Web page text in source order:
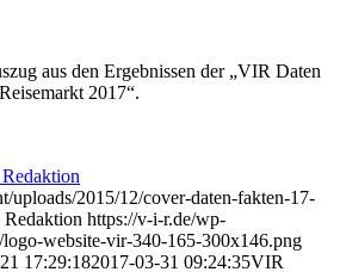
aus den Ergebnissen der „VIR Daten
2017“.
uploads/2015/12/cover-daten-fakten-17-
https://v-i-r.de/wp-
logo-website-vir-340-165-300x146.png
17:29:182017-03-31 09:24:35VIR